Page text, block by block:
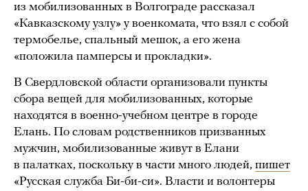
из мобилизованных в Волгограде рассказал
«Кавказскому узлу» у военкомата, что взял с собой
термобелье, спальный мешок, а его жена
«положила памперсы и прокладки».
В Свердловской области организовали пункты
сбора вещей для мобилизованных, которые
находятся в военно-учебном центре в городе
Елань. По словам родственников призванных
мужчин, мобилизованные живут в Елани
в палатках, поскольку в части много людей, пишет
«Русская служба Би-би-си». Власти и волонтеры